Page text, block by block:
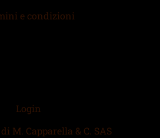
e condizioni
Login
M. Capparella & C. SAS